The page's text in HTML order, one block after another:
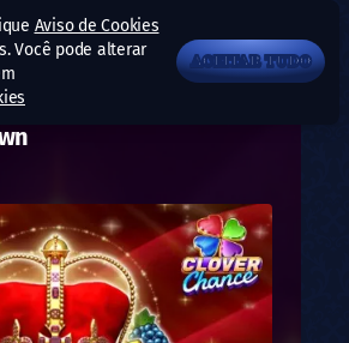
Aviso de Cookies
Você pode alterar
ACEITAR TUDO